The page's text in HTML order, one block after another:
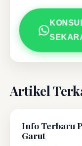
Artikel
Info Terbaru
Garut